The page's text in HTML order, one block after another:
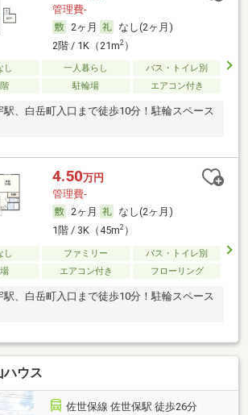
管理費-
2ヶ月
なし(2ヶ月)
2階 / 1K（21m2）
し 一人暮らし
バス・トイレ別
駐輪場 エアコン付き
、白岳町入口まで徒歩10分！駐輪スペース
4.50万円
管理費-
2ヶ月
なし(2ヶ月)
1階 / 3K（45m2）
し ファミリー
バス・トイレ別
エアコン付き フローリング
、白岳町入口まで徒歩10分！駐輪スペース
ハウス
佐世保線 佐世保駅 徒歩26分